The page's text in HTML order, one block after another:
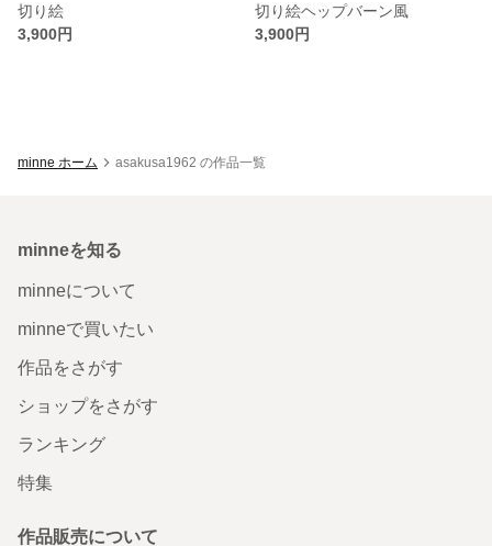
切り絵
3,900円
切り絵ヘップバーン風
3,900円
minne ホーム asakusa1962 の作品一覧
minneを知る
minneについて
minneで買いたい
作品をさがす
ショップをさがす
ランキング
特集
作品販売について